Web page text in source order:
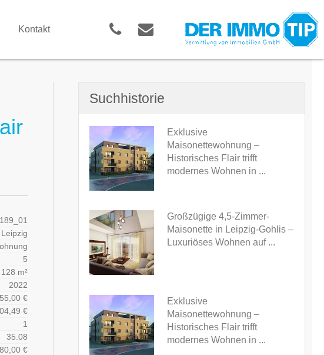
Kontakt
5
m²
2022
€
€
1
35.08
€
Suchhistorie
Exklusive
Maisonettewohnung –
Historisches Flair trifft
modernes Wohnen in ...
Großzügige 4,5-Zimmer-
Maisonette in Leipzig-Gohlis –
Luxuriöses Wohnen auf ...
Exklusive
Maisonettewohnung –
Historisches Flair trifft
modernes Wohnen in ...